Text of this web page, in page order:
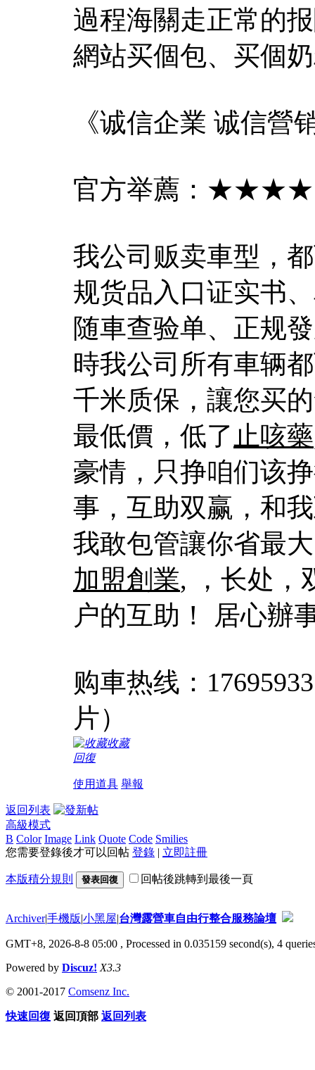
過程海關走正常的
網站买個包、买個
《诚信企業 诚信營
官方举薦：
我公司贩卖車型，
规货品入口证实书
随車查验单、正规
時我公司所有車辆
千米质保，讓您买
最低價，低了 止咳藥
豪情，只挣咱们该
事，互助双赢，和
我敢包管讓你省最
加盟創業, ，长处，
户的互助！ 居心辦
购車热线：
片）
收藏
回復
使用道具 舉報
返回列表
高級模式
B Color Image Link Quote Code Smilies
您需要登錄後才可以回帖 登錄 | 立即註冊
本版積分規則 發表回復 回帖後跳轉到最後一頁
Archiver|手機版|小黑屋|台灣露營車自由行整合服務論壇
GMT+8, 2026-8-8 05:00 , Processed in 0.035159 second(s), 4
Powered by Discuz! X3.3
© 2001-2017 Comsenz Inc.
快速回復 返回頂部 返回列表